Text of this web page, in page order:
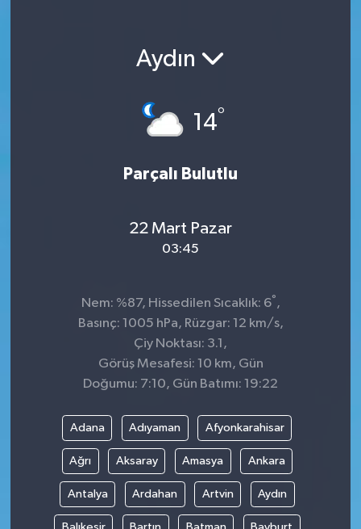
Aydın
14°
Parçalı Bulutlu
22 Mart Pazar
03:45
Nem: %87, Hissedilen Sıcaklık: 6° ,
Basınç: 1005 hPa, Rüzgar: 12 km/s,
Çiy Noktası: 3.1,
Görüş Mesafesi: 10 km, Gün
Doğumu: 7:10, Gün Batımı: 19:22
Adana Adıyaman Afyonkarahisar
Ağrı Aksaray Amasya Ankara
Antalya Ardahan Artvin Aydın